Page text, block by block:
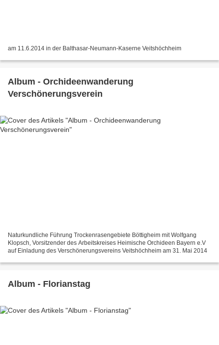
am 11.6.2014 in der Balthasar-Neumann-Kaserne Veitshöchheim
Album - Orchideenwanderung
Verschönerungsverein
Naturkundliche Führung Trockenrasengebiete Böttigheim mit Wolfgang
Klopsch, Vorsitzender des Arbeitskreises Heimische Orchideen Bayern e.V
auf Einladung des Verschönerungsvereins Veitshöchheim am 31. Mai 2014
Album - Florianstag